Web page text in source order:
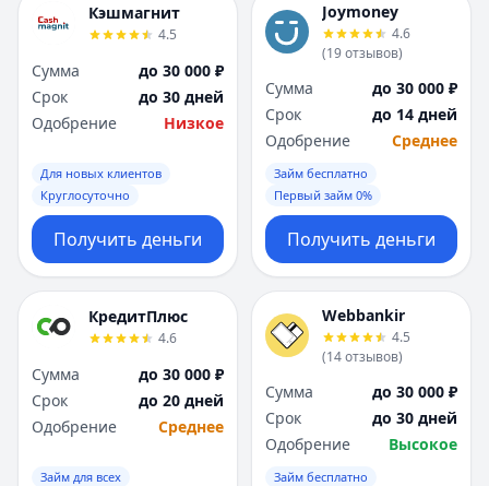
Кэшмагнит
4.5
Сумма
до 30 000 ₽
Срок
до 30 дней
Одобрение
Низкое
Для новых клиентов
Круглосуточно
Получить деньги
Joymoney
4.6
(19отзывов)
Сумма
до 30 000 ₽
Срок
до 14 дней
Одобрение
Среднее
Займ бесплатно
Первый займ 0%
Получить деньги
КредитПлюс
4.6
Сумма
до 30 000 ₽
Срок
до 20 дней
Одобрение
Среднее
Займ для всех
Webbankir
4.5
(14отзывов)
Сумма
до 30 000 ₽
Срок
до 30 дней
Одобрение
Высокое
Займ бесплатно